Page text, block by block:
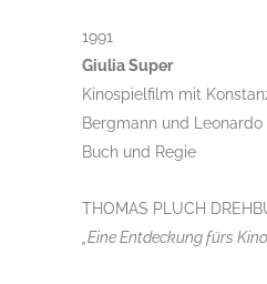
1991
Giulia Super
Kinospielfilm mit
Bergmann und
Buch und Regie
THOMAS PLUCH
„Eine Entdeckung fürs